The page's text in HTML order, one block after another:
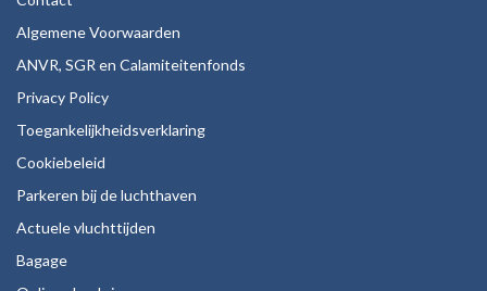
Algemene Voorwaarden
ANVR, SGR en Calamiteitenfonds
Privacy Policy
Toegankelijkheidsverklaring
Cookiebeleid
Parkeren bij de luchthaven
Actuele vluchttijden
Bagage